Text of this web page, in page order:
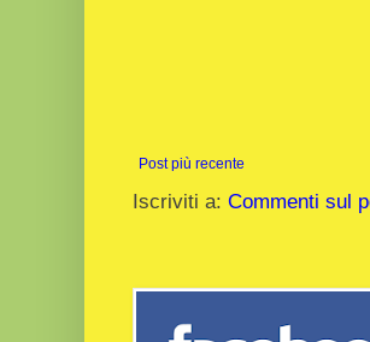
Post più recente
Iscriviti a: Commenti sul